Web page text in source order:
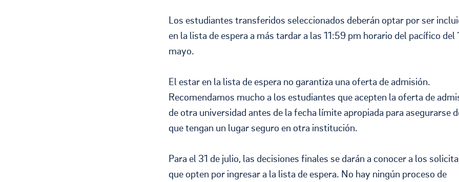
Los estudiantes transferidos seleccionados deberán optar por ser
en la lista de espera a más tardar a las 11:59 pm horario del pacífico del
mayo.
El estar en la lista de espera no garantiza una oferta de admisión.
Recomendamos mucho a los estudiantes que acepten la oferta de
de otra universidad antes de la fecha límite apropiada para asegurarse
que tengan un lugar seguro en otra institución.
Para el 31 de julio, las decisiones finales se darán a conocer a los
que opten por ingresar a la lista de espera. No hay ningún proceso de